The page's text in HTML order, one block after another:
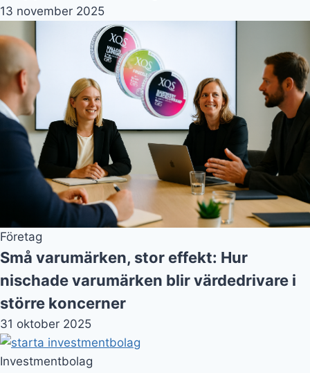
13 november 2025
Företag
Små varumärken, stor effekt: Hur
nischade varumärken blir värdedrivare i
större koncerner
31 oktober 2025
Investmentbolag